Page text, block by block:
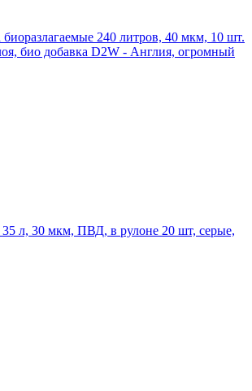
240 литров, 40 мкм, 10 шт.
био добавка D2W - Англия, огромный
л, 30 мкм, ПВД, в рулоне 20 шт, серые,